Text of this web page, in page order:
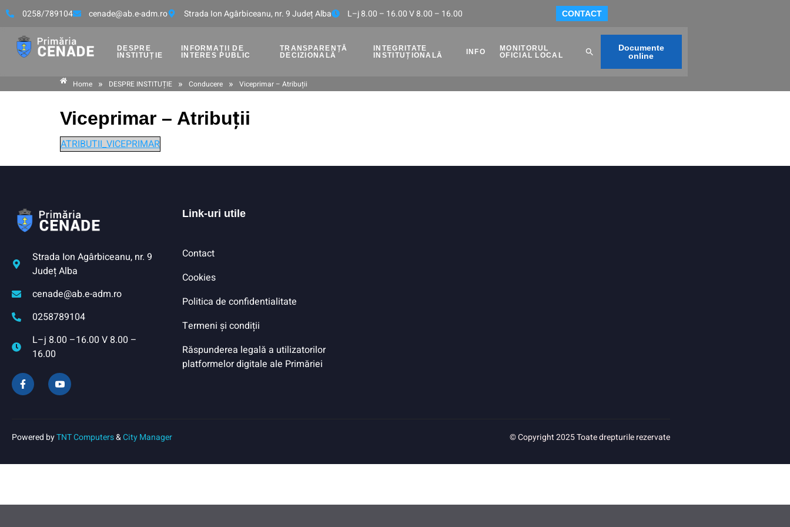
0258/789104 cenade@ab.e-adm.ro Strada Ion Agârbiceanu, nr. 9 Județ Alba L–j 8.00 – 16.00 V 8.00 – 16.00 CONTACT
DESPRE
INSTITUȚIE
INFORMAȚII DE
INTERES PUBLIC
TRANSPARENȚĂ
DECIZIONALĂ
INTEGRITATE
INSTITUȚIONALĂ
INFO
MONITORUL
OFICIAL LOCAL
Documente
online
Home » DESPRE INSTITUȚIE » Conducere » Viceprimar – Atribuții
Viceprimar – Atribuții
ATRIBUTII_VICEPRIMAR
Strada Ion Agârbiceanu, nr. 9
Județ Alba
cenade@ab.e-adm.ro
0258789104
L–j 8.00 –16.00 V 8.00 –
16.00
Link-uri utile
Contact
Cookies
Politica de confidentialitate
Termeni și condiții
Răspunderea legală a utilizatorilor
platformelor digitale ale Primăriei
Powered byTNT Computers&City Manager © Copyright 2025 Toate drepturile rezervate